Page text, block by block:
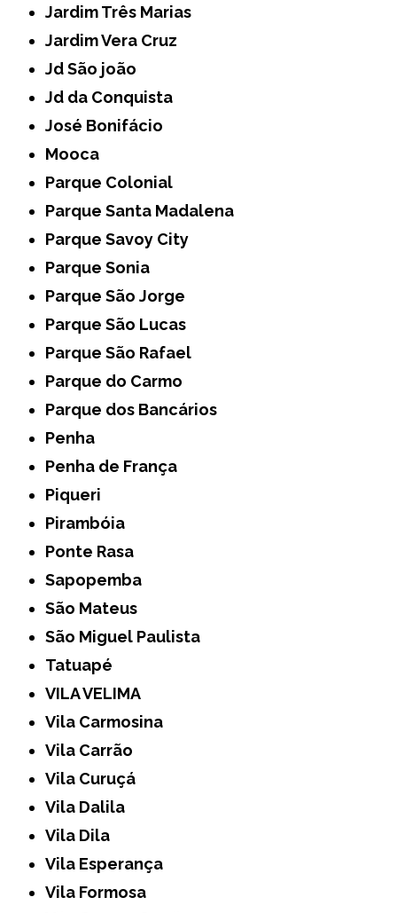
Jardim Três Marias
Jardim Vera Cruz
Jd São joão
Jd da Conquista
José Bonifácio
Mooca
Parque Colonial
Parque Santa Madalena
Parque Savoy City
Parque Sonia
Parque São Jorge
Parque São Lucas
Parque São Rafael
Parque do Carmo
Parque dos Bancários
Penha
Penha de França
Piqueri
Pirambóia
Ponte Rasa
Sapopemba
São Mateus
São Miguel Paulista
Tatuapé
VILA VELIMA
Vila Carmosina
Vila Carrão
Vila Curuçá
Vila Dalila
Vila Dila
Vila Esperança
Vila Formosa